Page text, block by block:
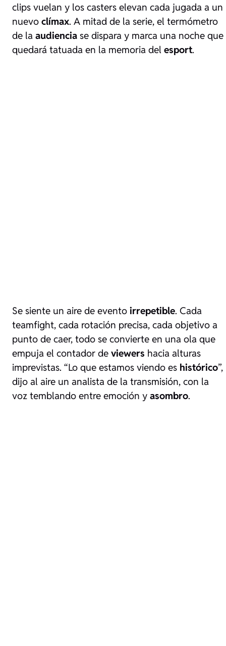
clips vuelan y los casters elevan cada jugada a un
nuevo clímax. A mitad de la serie, el termómetro
de la audiencia se dispara y marca una noche que
quedará tatuada en la memoria del esport.
Se siente un aire de evento irrepetible. Cada
teamfight, cada rotación precisa, cada objetivo a
punto de caer, todo se convierte en una ola que
empuja el contador de viewers hacia alturas
imprevistas. “Lo que estamos viendo es histórico”,
dijo al aire un analista de la transmisión, con la
voz temblando entre emoción y asombro.